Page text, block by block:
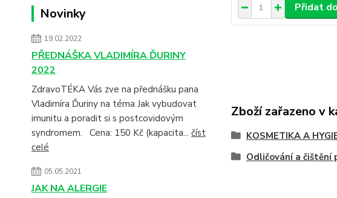
Novinky
19.02.2022
PŘEDNÁŠKA VLADIMÍRA ĎURINY
2022
ZdravoTÉKA Vás zve na přednášku pana
Vladimíra Ďuriny na téma Jak vybudovat
imunitu a poradit si s postcovidovým
syndromem. Cena: 150 Kč (kapacita... číst
celé
05.05.2021
JAK NA ALERGIE
Přidat
Zboží zařazeno v
KOSMETIKA A
Odličování a čištění